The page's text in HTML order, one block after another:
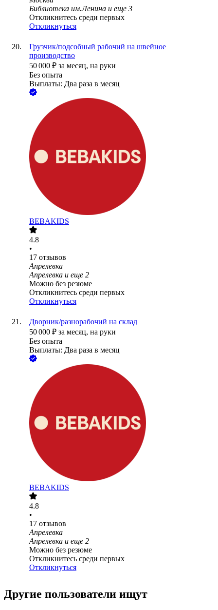
Библиотека им.Ленина и еще 3
Откликнитесь среди первых
Откликнуться
Грузчик/подсобный рабочий на швейное
производство
50 000 ₽ за месяц, на руки
Без опыта
Выплаты: Два раза в месяц
BEBAKIDS
4.8
•
17 отзывов
Апрелевка
Апрелевка и еще 2
Можно без резюме
Откликнитесь среди первых
Откликнуться
Дворник/разнорабочий на склад
50 000 ₽ за месяц, на руки
Без опыта
Выплаты: Два раза в месяц
BEBAKIDS
4.8
•
17 отзывов
Апрелевка
Апрелевка и еще 2
Можно без резюме
Откликнитесь среди первых
Откликнуться
Другие пользователи ищут